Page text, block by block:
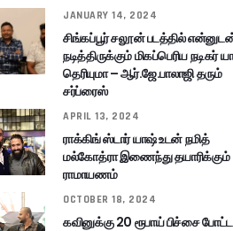
JANUARY 14, 2024
சிங்கப்பூர் சலூன் படத்தில்
நடித்திருக்கும் மிகப்பெரிய நடிகர்
தெரியுமா – ஆர்.ஜே.பாலாஜி தரும்
சர்ப்ரைஸ்
APRIL 13, 2024
ராக்கிங் ஸ்டார் யாஷ் உடன் நமித்
மல்கோத்ரா இணைந்து தயாரிக்கும்
ராமாயணம்
OCTOBER 18, 2024
கவினுக்கு 20 ரூபாய் பிச்சை போட்ட